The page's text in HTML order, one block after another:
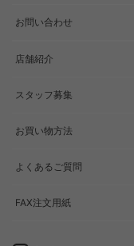
お問い合わせ
店舗紹介
スタッフ募集
お買い物方法
よくあるご質問
FAX注文用紙